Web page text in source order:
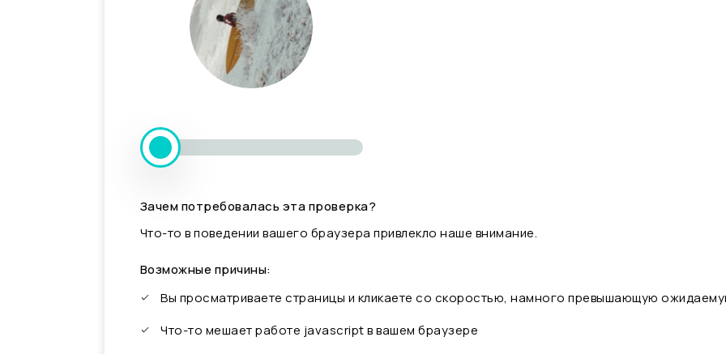
Зачем потребовалась эта проверка?
Что-то в поведении вашего браузера привлекло наше внимание.
Возможные причины:
Вы просматриваете страницы и кликаете со скоростью, намного превышающую
Что-то мешает работе javascript в вашем браузере